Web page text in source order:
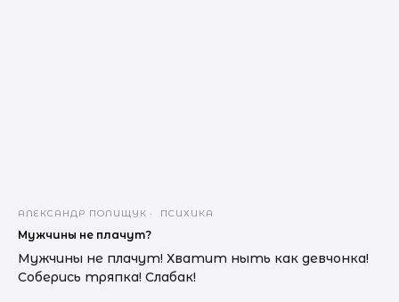
АЛЕКСАНДР ПОЛИЩУК ПСИХИКА
Мужчины не плачут?
Мужчины не плачут! Хватит ныть как девчонка!
Соберись тряпка! Слабак!